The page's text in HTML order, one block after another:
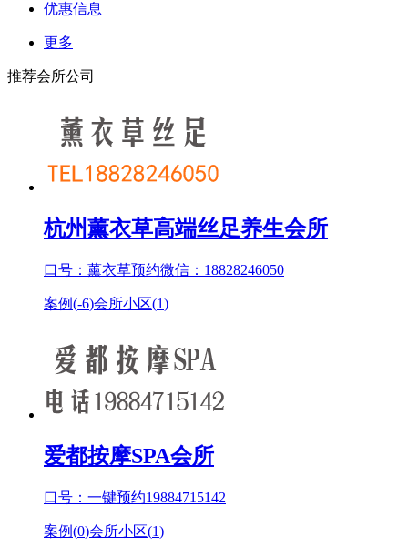
优惠信息
更多
推荐会所公司
杭州薰衣草高端丝足养生会所
口号：薰衣草预约微信：18828246050
案例(-6)会所小区(1)
爱都按摩SPA会所
口号：一键预约19884715142
案例(0)会所小区(1)